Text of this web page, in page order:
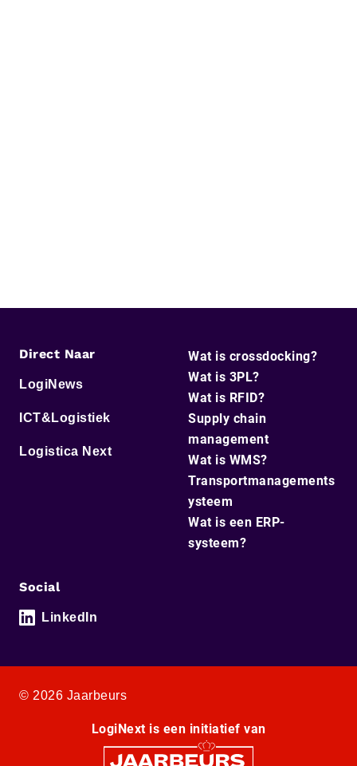
Direct Naar
LogiNews
ICT&Logistiek
Logistica Next
Wat is crossdocking?
Wat is 3PL?
Wat is RFID?
Supply chain
management
Wat is WMS?
Transportmanagements
ysteem
Wat is een ERP-
systeem?
Social
LinkedIn
© 2026 Jaarbeurs
LogiNext is een initiatief van